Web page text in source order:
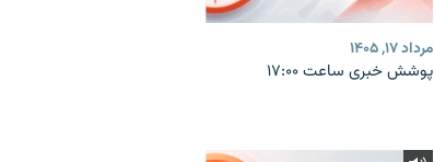
مرداد ۱۷, ۱۴۰۵
پوشش خبری ساعت ۱۷:۰۰